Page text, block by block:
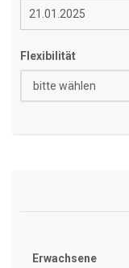
Flexibilität
Erwachsene